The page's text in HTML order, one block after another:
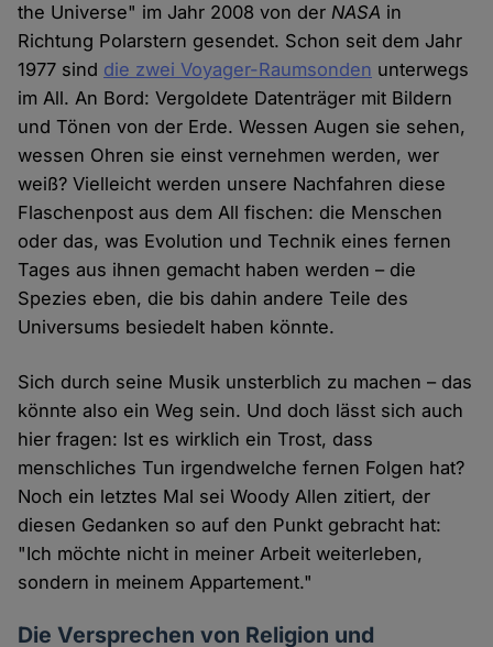
the Universe" im Jahr 2008 von derNASA in
Richtung Polarstern gesendet. Schon seit dem Jahr
1977 sind die zwei Voyager-Raumsonden unterwegs
im All. An Bord: Vergoldete Datenträger mit Bildern
und Tönen von der Erde. Wessen Augen sie sehen,
wessen Ohren sie einst vernehmen werden, wer
weiß? Vielleicht werden unsere Nachfahren diese
Flaschenpost aus dem All fischen: die Menschen
oder das, was Evolution und Technik eines fernen
Tages aus ihnen gemacht haben werden – die
Spezies eben, die bis dahin andere Teile des
Universums besiedelt haben könnte.
Sich durch seine Musik unsterblich zu machen – das
könnte also ein Weg sein. Und doch lässt sich auch
hier fragen: Ist es wirklich ein Trost, dass
menschliches Tun irgendwelche fernen Folgen hat?
Noch ein letztes Mal sei Woody Allen zitiert, der
diesen Gedanken so auf den Punkt gebracht hat:
"Ich möchte nicht in meiner Arbeit weiterleben,
sondern in meinem Appartement."
Die Versprechen von Religion und